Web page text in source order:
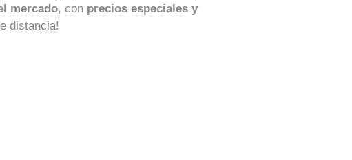
mercado, con precios especiales y
distancia!